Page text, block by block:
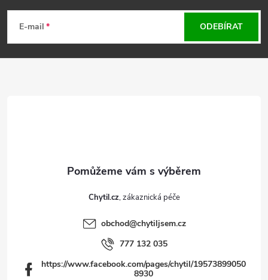
p
E-mail ODEBÍRAT
Chytil.cz
obchod@chytiljsem.cz
777 132 035
https://www.facebook.com/pages/chytil/19573899050
8930